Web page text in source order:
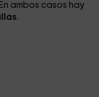
ambos casos hay
.